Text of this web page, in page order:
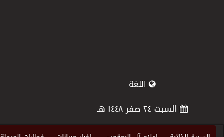
اللغة
السبت ٢٤ صفر ١٤٤٨ هـ